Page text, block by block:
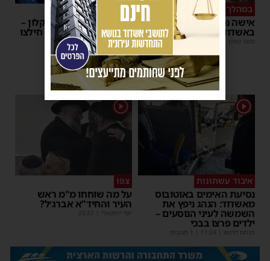
במהלך העבודה
אישה נפלה מסולם במחסן
באשדוד
משה קאהן
צפו
תינוק ננעל ברכב באשקלון –
המתנדבים האשדודים חילצו
אותו בשלום
משה קאהן 11:53
1
איבוד עשתונות
נסיעת האימים באוטובוס
מאשדוד: הנהג ניפץ את
השמשה לעיני הנוסעים –
ילדים פרצו בבכי
מנחם דויטש 11:34
1
צפו
על מה שוחחו מ"מ ראש
העיר והחיד"א אברג׳ל?
יוסי יחזקאלי 23:37
פרסומת